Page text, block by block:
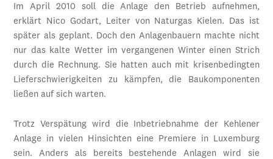
Im April 2010 soll die Anlage den Betrieb aufnehmen,
erklärt Nico Godart, Leiter von Naturgas Kielen. Das ist
später als geplant. Doch den Anlagenbauern machte nicht
nur das kalte Wetter im vergangenen Winter einen Strich
durch die Rechnung. Sie hatten auch mit krisenbedingten
Lieferschwierigkeiten zu kämpfen, die Baukomponenten
ließen auf sich warten.
Trotz Verspätung wird die Inbetriebnahme der Kehlener
Anlage in vielen Hinsichten eine Premiere in Luxemburg
sein. Anders als bereits bestehende Anlagen wird sie